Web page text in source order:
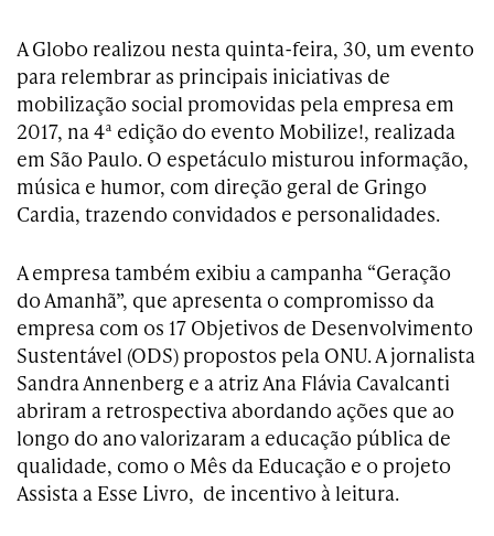
A Globo realizou nesta quinta-feira, 30, um evento
para relembrar as principais iniciativas de
mobilização social promovidas pela empresa em
2017, na 4ª edição do evento Mobilize!, realizada
em São Paulo. O espetáculo misturou informação,
música e humor, com direção geral de Gringo
Cardia, trazendo convidados e personalidades.
A empresa também exibiu a campanha “Geração
do Amanhã”, que apresenta o compromisso da
empresa com os 17 Objetivos de Desenvolvimento
Sustentável (ODS) propostos pela ONU. A jornalista
Sandra Annenberg e a atriz Ana Flávia Cavalcanti
abriram a retrospectiva abordando ações que ao
longo do ano valorizaram a educação pública de
qualidade, como o Mês da Educação e o projeto
Assista a Esse Livro, de incentivo à leitura.